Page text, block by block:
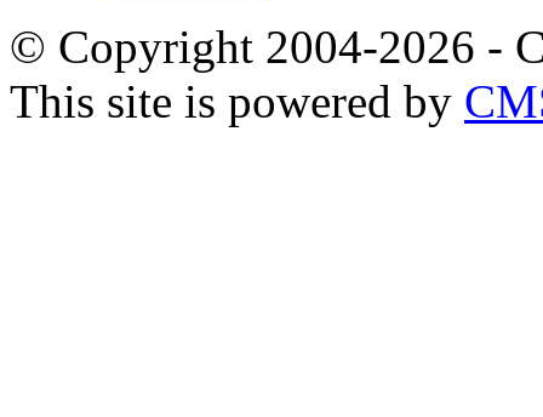
© Copyright 2004-2026 -
This site is powered by